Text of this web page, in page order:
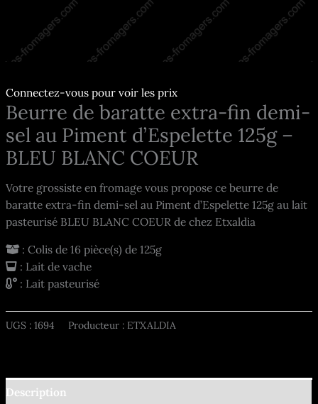
Connectez-vous pour voir les prix
Beurre de baratte extra-fin demi-
sel au Piment d’Espelette 125g –
BLEU BLANC COEUR
Votre grossiste en fromage vous propose ce beurre de
baratte extra-fin demi-sel au Piment d’Espelette 125g au lait
pasteurisé BLEU BLANC COEUR de chez Etxaldia
: Colis de 16 pièce(s) de 125g
: Lait de vache
: Lait pasteurisé
UGS :1694 Producteur : ETXALDIA
Description